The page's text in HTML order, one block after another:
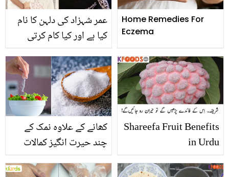
عمر شہزاد کی دلہن کا نام
کیا ہے اور کیا کام کرتی
سامنے آگئیں
Home Remedies For
Eczema
کھانے کے علاوہ نمک کے
چند حیرت انگیز کمالات
Shareefa Fruit Benefits
in Urdu